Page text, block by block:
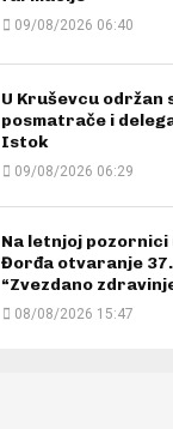
09/08/2026 06:40
U Kruševcu održan
posmatrače i
Istok
09/08/2026 06:29
Na letnjoj
Đorđa otvaranje
“Zvezdano
08/08/2026 15:47